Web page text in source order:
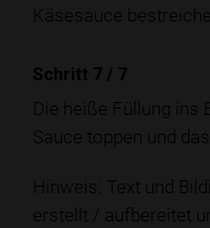
Käsesauce
Schritt 7 / 7
Die heiße Füllung ins
Sauce toppen und
Hinweis: Text und
erstellt / aufbereitet